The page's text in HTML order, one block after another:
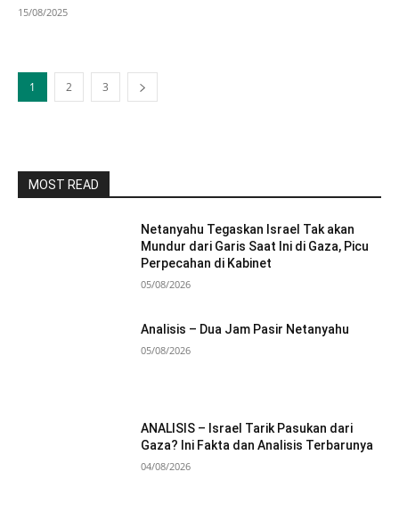
15/08/2025
1 2 3
MOST READ
Netanyahu Tegaskan Israel Tak akan
Mundur dari Garis Saat Ini di Gaza, Picu
Perpecahan di Kabinet
05/08/2026
Analisis – Dua Jam Pasir Netanyahu
05/08/2026
ANALISIS – Israel Tarik Pasukan dari
Gaza? Ini Fakta dan Analisis Terbarunya
04/08/2026